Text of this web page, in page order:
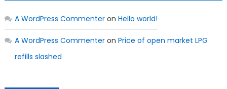
A WordPress Commenteron Hello world!
A WordPress Commenteron Price of open market LPG
refills slashed